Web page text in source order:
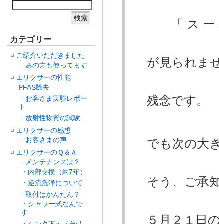
「 ス ー パ
が見られま
残念です。
でも次の大
そう、ご承
５月２１日
カテゴリー
ご紹介いただきました
・あの方も使ってます
エリクサーの性能
PFAS除去
・お客さま実験レポー
ト
・放射性物質の試験
エリクサーの感想
・お客さまの声
エリクサーのＱ＆Ａ
・メンテナンスは？
・内部交換（約7年）
・逆流洗浄について
・取付はかんたん？
・シャワー式なんで
す